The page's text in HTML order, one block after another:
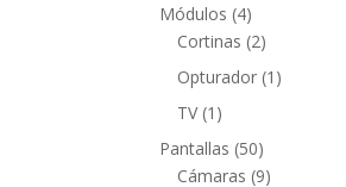
Módulos 44
productos
Cortinas 22
productos
Opturador 1 1
TV 1 1
producto
Pantallas 5050
productos
Cámaras 99